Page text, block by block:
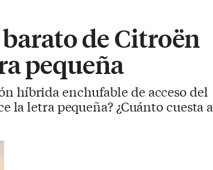
de Citroën
pequeña
híbrida enchufable de acceso del
la letra pequeña? ¿Cuánto cuesta a